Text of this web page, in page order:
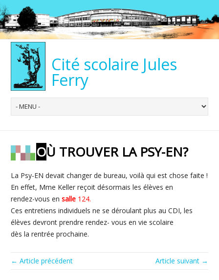
Cité scolaire Jules
Ferry
OÙ TROUVER LA PSY-EN?
La Psy-EN devait changer de bureau, voilà qui est chose faite !
En effet, Mme Keller reçoit désormais les élèves en
rendez-vous ensalle 124.
Ces entretiens individuels ne se déroulant plus au CDI, les
élèves devront prendre rendez- vous en vie scolaire
dès la rentrée prochaine.
← Article précédent Article suivant →